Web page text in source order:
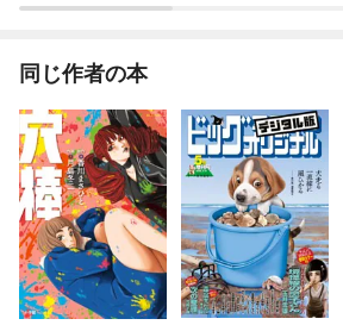
同じ作者の本